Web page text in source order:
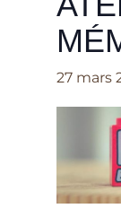
27 mars